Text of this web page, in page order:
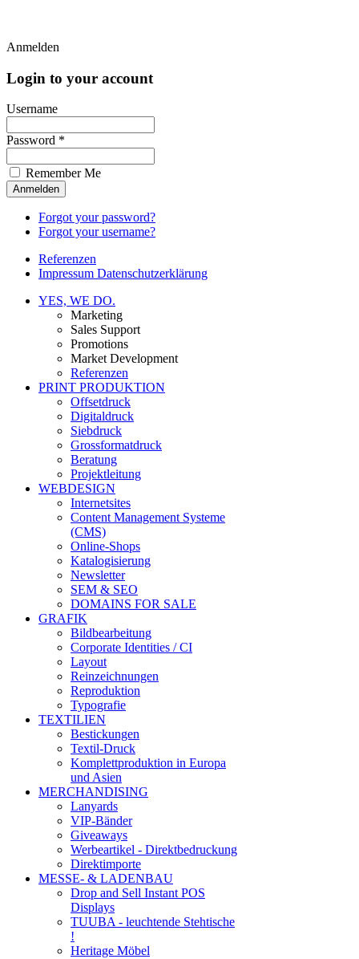
Anmelden
Login to your account
Username
Password *
Remember Me
Forgot your password?
Forgot your username?
Referenzen
Impressum Datenschutzerklärung
YES, WE DO.
Marketing
Sales Support
Promotions
Market Development
Referenzen
PRINT PRODUKTION
Offsetdruck
Digitaldruck
Siebdruck
Grossformatdruck
Beratung
Projektleitung
WEBDESIGN
Internetsites
Content Management Systeme
(CMS)
Online-Shops
Katalogisierung
Newsletter
SEM & SEO
DOMAINS FOR SALE
GRAFIK
Bildbearbeitung
Corporate Identities / CI
Layout
Reinzeichnungen
Reproduktion
Typografie
TEXTILIEN
Bestickungen
Textil-Druck
Komplettproduktion in Europa
und Asien
MERCHANDISING
Lanyards
VIP-Bänder
Giveaways
Werbeartikel - Direktbedruckung
Direktimporte
MESSE- & LADENBAU
Drop and Sell Instant POS
Displays
TUUBA - leuchtende Stehtische
!
Heritage Möbel